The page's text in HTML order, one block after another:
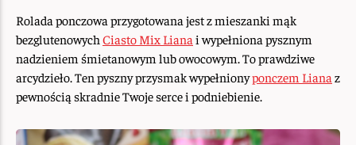
Rolada ponczowa przygotowana jest z mieszanki mąk
bezglutenowych Ciasto Mix Liana i wypełniona pysznym
nadzieniem śmietanowym lub owocowym. To prawdziwe
arcydzieło. Ten pyszny przysmak wypełnionyponczem Liana z
pewnością skradnie Twoje serce i podniebienie.